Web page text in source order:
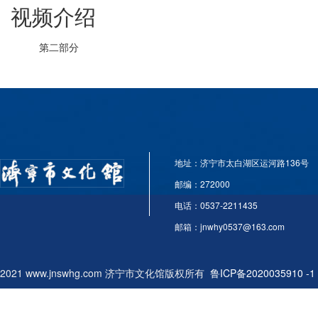
视频介绍
第二部分
地址：济宁市太白湖区运河路136号
邮编：272000
电话：0537-2211435
邮箱：jnwhy0537@163.com
2021 www.jnswhg.com 济宁市文化馆版权所有 鲁ICP备2020035910 -1